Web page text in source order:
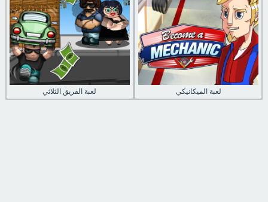
لعبة الفريق الثلاثي لعبة الميكانيكي